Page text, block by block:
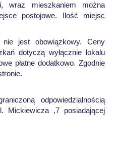
wraz mieszkaniem można
postojowe. Ilość miejsc
jest obowiązkowy. Ceny
dotyczą wyłącznie lokalu
płatne dodatkowo. Zgodnie
odpowiedzialnością
,7 posiadającej